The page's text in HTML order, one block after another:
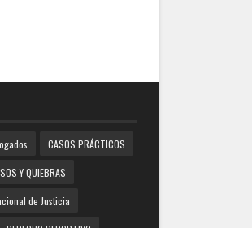
CASOS PRÁCTICOS
Y QUIEBRAS
de Justicia